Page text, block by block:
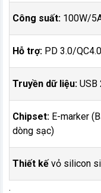
Công suất: 100W/
Hỗ trợ: PD 3.0/
Truyền dữ liệu: USB
Chipset: E-marker
dòng sạc)
Thiết kếvỏ silicon
.